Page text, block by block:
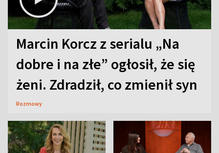
Marcin Korcz z serialu „Na
dobre i na złe” ogłosił, że się
żeni. Zdradził, co zmienił syn
Rozmowy